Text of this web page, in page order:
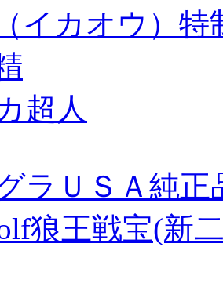
イカオウ）特
超人
ラＵＳＡ純
狼王戦宝(新